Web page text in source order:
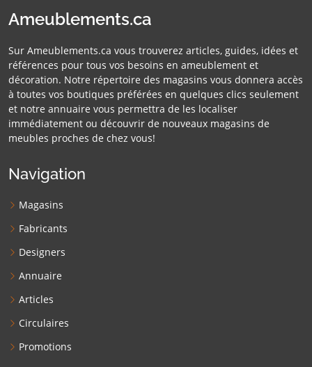
Ameublements.ca
Sur Ameublements.ca vous trouverez articles, guides, idées et
références pour tous vos besoins en ameublement et
décoration. Notre répertoire des magasins vous donnera accès
à toutes vos boutiques préférées en quelques clics seulement
et notre annuaire vous permettra de les localiser
immédiatement ou découvrir de nouveaux magasins de
meubles proches de chez vous!
Navigation
Magasins
Fabricants
Designers
Annuaire
Articles
Circulaires
Promotions